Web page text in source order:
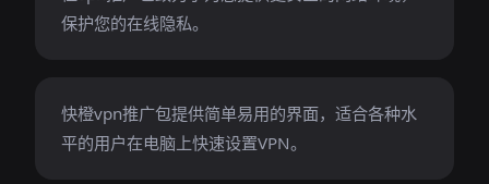
保护您的在线隐私。
快橙vpn推广包提供简单易用的界面，适合各种水
平的用户在电脑上快速设置VPN。